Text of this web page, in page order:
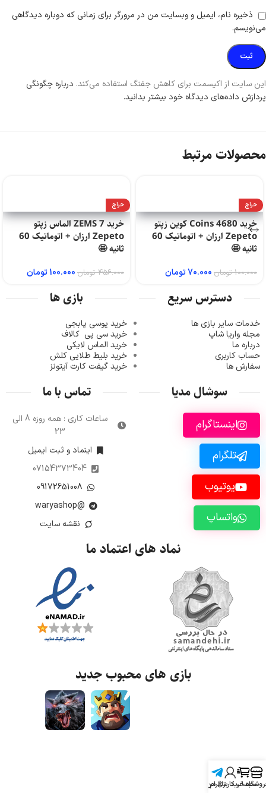
ذخیره نام، ایمیل و وبسایت من در مرورگر برای زمانی که دوباره دیدگاهی
می‌نویسم.
این سایت از اکیسمت برای کاهش جفنگ استفاده می‌کند. درباره چگونگی
پردازش داده‌های دیدگاه خود بیشتر بدانید.
محصولات مرتبط
حراج
خرید 4680 Coins کوین زپتو
Zepeto ارزان + اتوماتیک 60
ثانیه 🤩
100.000 تومان 70.000تومان
حراج
خرید 7 ZEMS الماس زپتو
Zepeto ارزان + اتوماتیک 60
ثانیه 🤩
456.000 تومان 100.000تومان
دسترس سریع
خدمات سایر بازی ها
مجله واریا شاپ
درباره ما
حساب کاربری
سفارش ها
بازی ها
خرید یوسی پابجی
خرید سی پی کالاف
خرید الماس لایکی
خرید بلیط طلایی کلش
خرید گیفت کارت آیتونز
سوشال مدیا
اینستاگرام
تلگرام
یوتیوب
واتساپ
تماس با ما
ساعات کاری : همه روزه 8 الی
23
اینماد و ثبت ایمیل
07154373404
09172651008
@waryashop
نقشه سایت
نماد های اعتماد ما
بازی های محبوب جدید
سبد خرید
حساب کاربری من
تلگرام